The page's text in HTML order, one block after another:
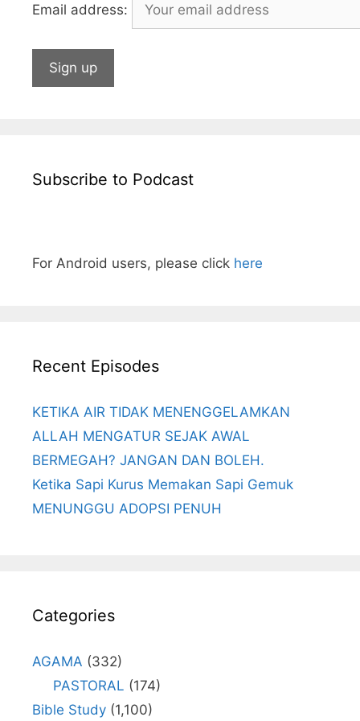
Email address:
Subscribe to Podcast
For Android users, please click here
Recent Episodes
KETIKA AIR TIDAK MENENGGELAMKAN
ALLAH MENGATUR SEJAK AWAL
BERMEGAH? JANGAN DAN BOLEH.
Ketika Sapi Kurus Memakan Sapi Gemuk
MENUNGGU ADOPSI PENUH
Categories
AGAMA (332)
PASTORAL (174)
Bible Study (1,100)